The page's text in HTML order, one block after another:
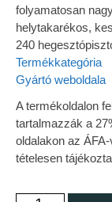
folyamatosan
helytakarékos,
240
Termékkategória
Gyártó weboldala
A termékoldalon
tartalmazzák a
oldalakon az
tételesen